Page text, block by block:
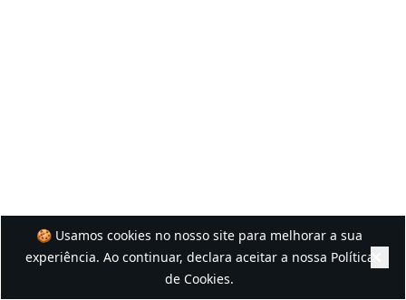
🍪 Usamos cookies no nosso site para melhorar a sua
experiência. Ao continuar, declara aceitar a nossa Política
de Cookies.